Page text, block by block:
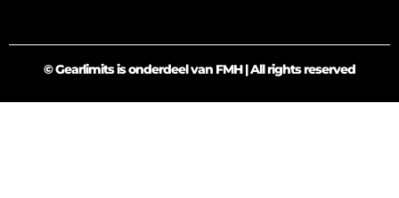
© Gearlimits is onderdeel van FMH | All rights reserved